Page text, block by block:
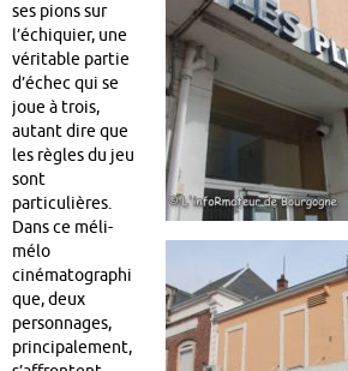
ses pions sur
l’échiquier, une
véritable partie
d’échec qui se
joue à trois,
autant dire que
les règles du jeu
sont
particulières.
Dans ce méli-
mélo
cinématographi
que, deux
personnages,
principalement,